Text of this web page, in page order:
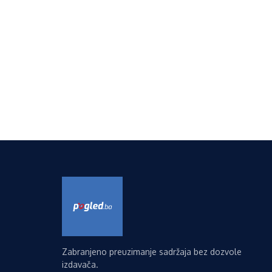
Zabranjeno preuzimanje sadržaja bez dozvole
izdavača.